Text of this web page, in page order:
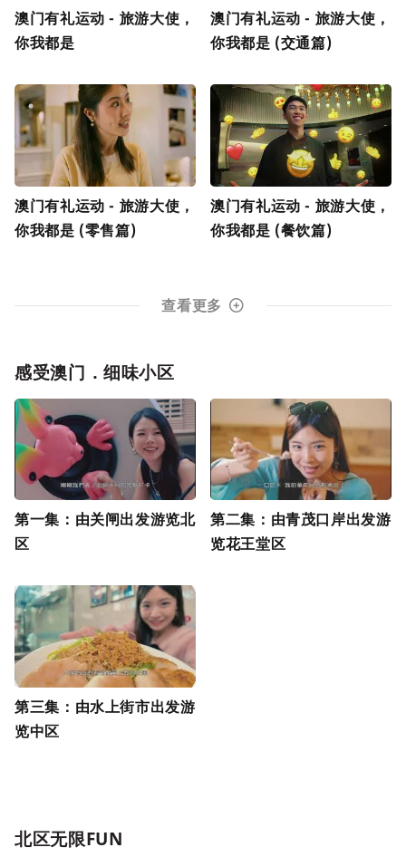
澳门有礼运动 - 旅游大使，
你我都是
澳门有礼运动 - 旅游大使，
你我都是 (交通篇)
澳门有礼运动 - 旅游大使，
你我都是 (零售篇)
澳门有礼运动 - 旅游大使，
你我都是 (餐饮篇)
查看更多
感受澳门．细味小区
第一集：由关闸出发游览北
区
第二集：由青茂口岸出发游
览花王堂区
第三集：由水上街市出发游
览中区
北区无限FUN